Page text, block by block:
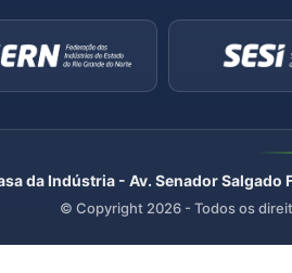
da Indústria - Av. Senador
© Copyright 2026 - Todos os